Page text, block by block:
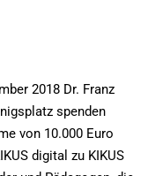
2018 Dr. Franz
spenden
von 10.000 Euro
digital zu KIKUS